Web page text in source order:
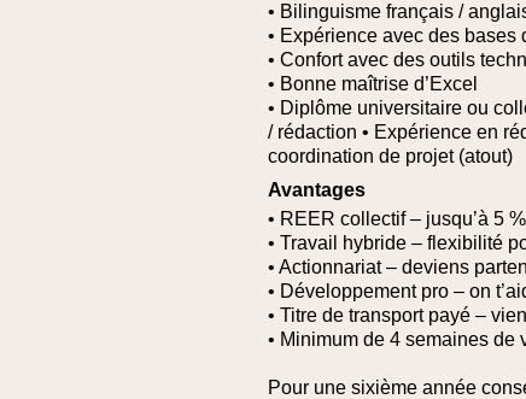
• Bilinguisme français /
• Expérience avec des
• Confort avec des outils
• Bonne maîtrise d’Excel
• Diplôme universitaire ou
/ rédaction • Expérience en
coordination de projet (atout)
Avantages
• REER collectif – jusqu’à 5
• Travail hybride – flexibilité
• Actionnariat – deviens
• Développement pro – on
• Titre de transport payé –
• Minimum de 4 semaines de
Pour une sixième année